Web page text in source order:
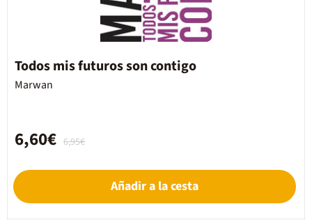
Todos mis futuros son contigo
Marwan
6,95€
6,60€
Añadir a la cesta